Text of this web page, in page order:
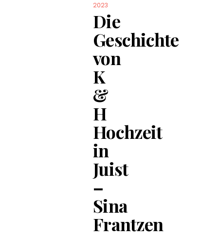
2023
Die
Geschichte
von
K
&
H
Hochzeit
in
Juist
–
Sina
Frantzen